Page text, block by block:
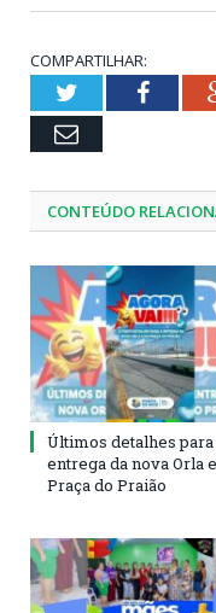
COMPARTILHAR:
Twitter
Email
CONTEÚDO
Últimos detalhes para
entrega da nova Orla
Praça do Praião